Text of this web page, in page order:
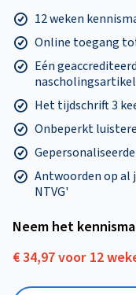
12 weken
Online toegang
Eén
nascholingsartikel
Het tijdschrift 3
Onbeperkt
Antwoorden op al
NTVG'
Neem het
€ 34,97 voor 12